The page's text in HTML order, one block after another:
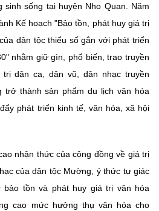
sống tại huyện Nho Quan. Năm
Kế hoạch "Bảo tồn, phát huy giá trị
dân tộc thiểu số gắn với phát triển
nhằm giữ gìn, phổ biến, trao truyền
dân ca, dân vũ, dân nhạc truyền
trở thành sản phẩm du lịch văn hóa
phát triển kinh tế, văn hóa, xã hội
nhận thức của cộng đồng về giá trị
của dân tộc Mường, ý thức tự giác
bảo tồn và phát huy giá trị văn hóa
cao mức hưởng thụ văn hóa cho